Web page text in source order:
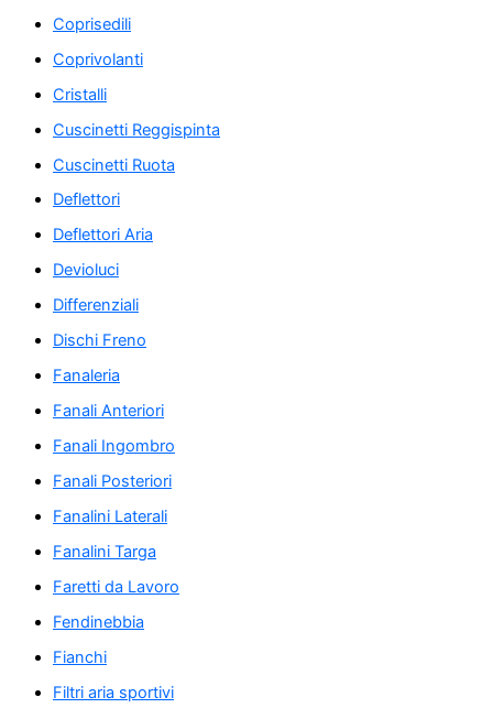
Coprisedili
Coprivolanti
Cristalli
Cuscinetti Reggispinta
Cuscinetti Ruota
Deflettori
Deflettori Aria
Devioluci
Differenziali
Dischi Freno
Fanaleria
Fanali Anteriori
Fanali Ingombro
Fanali Posteriori
Fanalini Laterali
Fanalini Targa
Faretti da Lavoro
Fendinebbia
Fianchi
Filtri aria sportivi